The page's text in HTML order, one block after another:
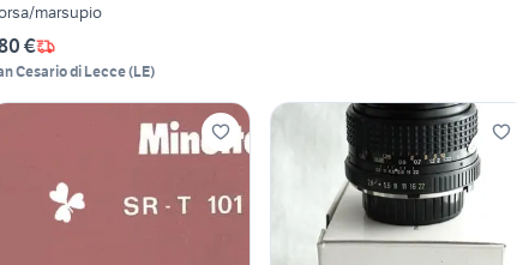
marsupio
€
Cesario di Lecce(LE)